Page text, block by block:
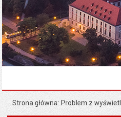
Strona główna Problem z